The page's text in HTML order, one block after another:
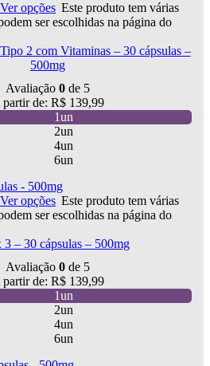
Ver opções Este produto tem várias
ser escolhidas na página do
2 com Vitaminas – 30 cápsulas –
500mg
Avaliação 0 de 5
partir de: R$ 139,99
1un
2un
4un
6un
Ver opções Este produto tem várias
ser escolhidas na página do
3 – 30 cápsulas – 500mg
Avaliação 0 de 5
de: R$ 139,99
1un
2un
4un
6un